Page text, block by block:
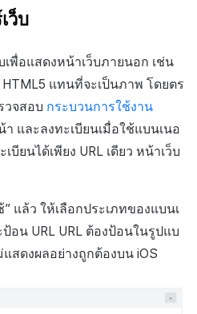
ว็บ
พื่อแสดงหน้าเว็บภายนอก เช่น
แทนที่จะเป็นภาพ โดยตร
วจสอบ กระบวนการใช้งาน
และลงทะเบียนเมื่อใช้แบนเนอ
บียนได้เพียง URL เดียว หน้าเว็บ
แล้ว ให้เลือกประเภทของแบนเ
น URL URL ต้องป้อนในรูปแบ
สดงผลอย่างถูกต้องบน iOS